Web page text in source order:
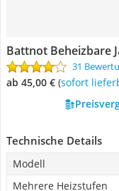
Battnot Beheizbare
31
ab 45,00 € ( Sofort
Technische Details
Modell
Mehrere Heizstufen